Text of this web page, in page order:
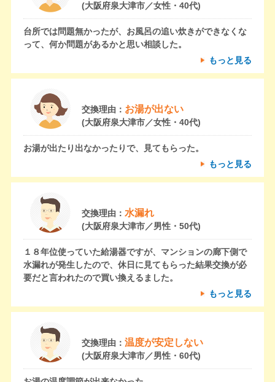
(大阪府泉大津市／女性・40代)
台所では問題無かったが、お風呂の追い炊きができなくな
って、何か問題があるかと思い相談した。
もっと見る
交換理由： お湯が出ない
(大阪府泉大津市／女性・40代)
お湯が出たり出なかったりで、見てもらった。
もっと見る
交換理由： 水漏れ
(大阪府泉大津市／男性・50代)
１８年位使っていた給湯器ですが、マンションの廊下側で
水漏れが発生したので、休日に見てもらった結果交換が必
要だと言われたので買い換えるました。
もっと見る
交換理由： 温度が安定しない
(大阪府泉大津市／男性・60代)